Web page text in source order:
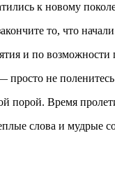
к новому
то, что
и по
не
порой. Время
слова и мудрые